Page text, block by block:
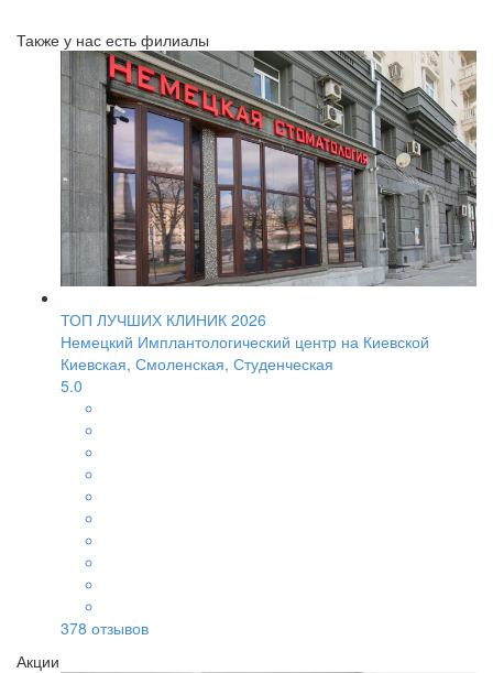
Также у нас есть филиалы
ТОП ЛУЧШИХ КЛИНИК 2026
Немецкий Имплантологический центр на Киевской
Киевская, Смоленская, Студенческая
5.0
378 отзывов
Акции